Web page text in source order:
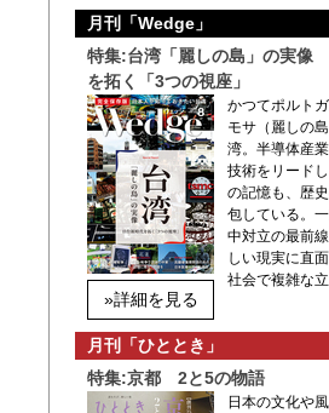
月刊「Wedge」
特集:台湾「麗しの島」の実像
を拓く「3つの視座」
»詳細を見る
かつてポルト
モサ（麗しの
湾。半導体産
技術をリード
の記憶も、歴
包している。
中対立の最前
しい現実に直
社会で複雑な
月刊「ひととき」
特集:京都 2と5の物語
日本の文化や